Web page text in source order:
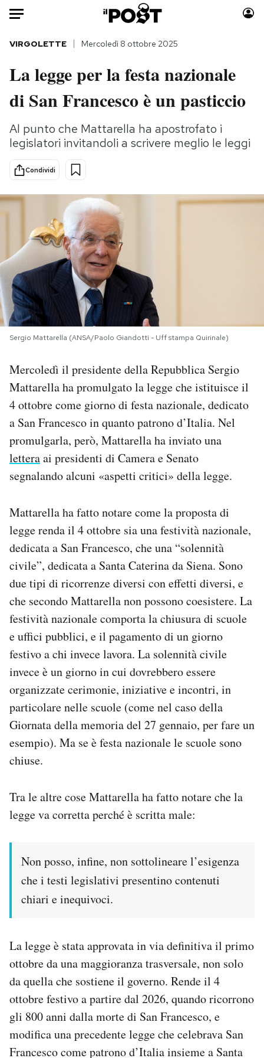
Auto
HOME
Italia
Politica
Tecnologia
Internet
Economia
Sport
Moda
Consumismi
Storie/Idee
PODCAST
NEWSLETTER
I MIEI PREFERITI
SHOP
CALENDARIO
AREA PERSONALE
Area Personale
Regala il Post
Hai bisogno di aiuto?
Esci
VIRGOLETTE Mercoledì 8 ottobre 2025
La legge per la festa nazionale
di San Francesco è un pasticcio
Al punto che Mattarella ha apostrofato i
legislatori invitandoli a scrivere meglio le leggi
Condividi
Sergio Mattarella (ANSA/Paolo Giandotti - Uff stampa Quirinale)
Mercoledì il presidente della Repubblica Sergio
Mattarella ha promulgato la legge che istituisce il
4 ottobre come giorno di festa nazionale, dedicato
a San Francesco in quanto patrono d’Italia. Nel
promulgarla, però, Mattarella ha inviato una
letteraai presidenti di Camera e Senato
segnalando alcuni «aspetti critici» della legge.
Mattarella ha fatto notare come la proposta di
legge renda il 4 ottobre sia una festività nazionale,
dedicata a San Francesco, che una “solennità
civile”, dedicata a Santa Caterina da Siena. Sono
due tipi di ricorrenze diversi con effetti diversi, e
che secondo Mattarella non possono coesistere. La
festività nazionale comporta la chiusura di scuole
e uffici pubblici, e il pagamento di un giorno
festivo a chi invece lavora. La solennità civile
invece è un giorno in cui dovrebbero essere
organizzate cerimonie, iniziative e incontri, in
particolare nelle scuole (come nel caso della
Giornata della memoria del 27 gennaio, per fare un
esempio). Ma se è festa nazionale le scuole sono
chiuse.
Tra le altre cose Mattarella ha fatto notare che la
legge va corretta perché è scritta male:
Non posso, infine, non sottolineare l’esigenza
che i testi legislativi presentino contenuti
chiari e inequivoci.
La legge è stata approvata in via definitiva il primo
ottobre da una maggioranza trasversale, non solo
da quella che sostiene il governo. Rende il 4
ottobre festivo a partire dal 2026, quando ricorrono
gli 800 anni dalla morte di San Francesco, e
modifica una precedente legge che celebrava San
Francesco come patrono d’Italia insieme a Santa